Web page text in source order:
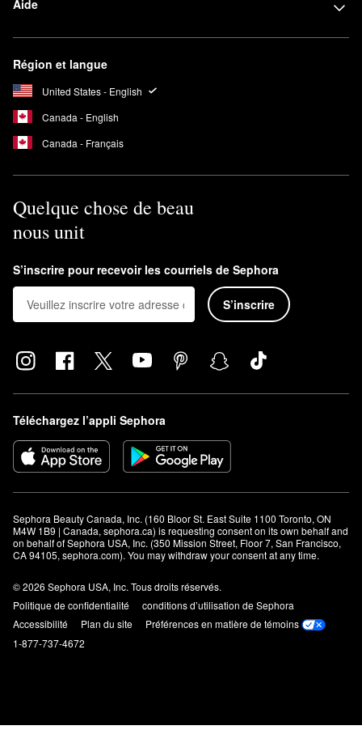
Aide
Région et langue
United States - English
Canada - English
Canada - Français
Quelque chose de beau
nous unit
S’inscrire pour recevoir les courriels de Sephora
S’inscrire
Téléchargez l’appli Sephora
Sephora Beauty Canada, Inc. (160 Bloor St. East Suite 1100 Toronto, ON
M4W 1B9 | Canada, sephora.ca) is requesting consent on its own behalf and
on behalf of Sephora USA, Inc. (350 Mission Street, Floor 7, San Francisco,
CA 94105, sephora.com). You may withdraw your consent at any time.
© 2026 Sephora USA, Inc. Tous droits réservés.
Politique de confidentialité
conditions d’utilisation de Sephora
Accessibilité
Plan du site
Préférences en matière de témoins
1-877-737-4672